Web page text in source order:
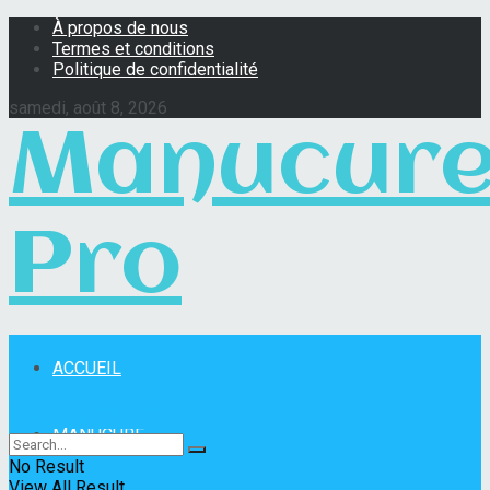
À propos de nous
Termes et conditions
Politique de confidentialité
samedi, août 8, 2026
Pro
ACCUEIL
MANUCURE
No Result